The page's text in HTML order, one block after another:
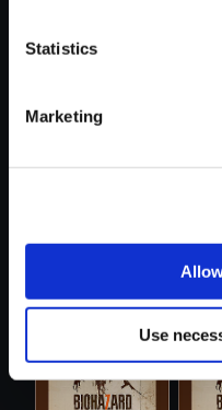
Statistics
Marketing
Use
おすすめ商品